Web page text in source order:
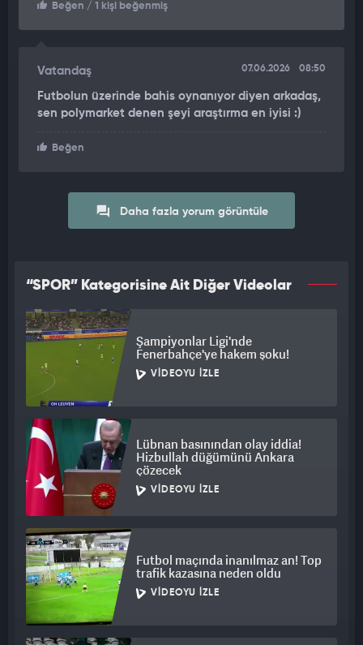
Beğen / 1 kişi beğenmiş
Vatandaş 07.06.2026 08:50
Futbolun üzerinde bahis oynanıyor diyen arkadaş,
sen polymarket denen şeyi araştırma en iyisi :)
Beğen
Daha fazla yorum görüntüle
“SPOR” Kategorisine Ait Diğer Videolar
Şampiyonlar Ligi'nde
Fenerbahçe'ye hakem şoku!
VIDEOYU İZLE
Lübnan basınından olay iddia!
Hizbullah düğümünü Ankara
çözecek
VIDEOYU İZLE
Futbol maçında inanılmaz an! Top
trafik kazasına neden oldu
VIDEOYU İZLE